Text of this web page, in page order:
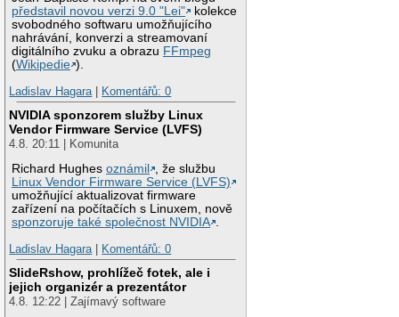
představil novou verzi 9.0 "Lei"
kolekce
svobodného softwaru umožňujícího
nahrávání, konverzi a streamovaní
digitálního zvuku a obrazu FFmpeg
(Wikipedie ).
Ladislav Hagara| Komentářů: 0
NVIDIA sponzorem služby Linux
Vendor Firmware Service (LVFS)
4.8. 20:11 | Komunita
Richard Hughesoznámil
, že službu
Linux Vendor Firmware Service (LVFS)
umožňující aktualizovat firmware
zařízení na počítačích s Linuxem, nově
sponzoruje také společnost NVIDIA .
Ladislav Hagara| Komentářů: 0
SlideRshow, prohlížeč fotek, ale i
jejich organizér a prezentátor
4.8. 12:22 | Zajímavý software